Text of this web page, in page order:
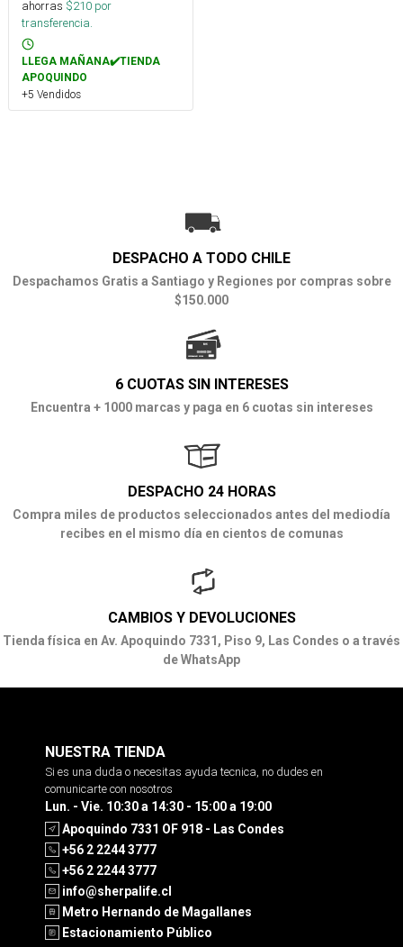
ahorras $210 por
transferencia.
LLEGA MAÑANA✔️TIENDA
APOQUINDO
+5 Vendidos
DESPACHO A TODO CHILE
Despachamos Gratis a Santiago y Regiones por compras sobre
$150.000
6 CUOTAS SIN INTERESES
Encuentra + 1000 marcas y paga en 6 cuotas sin intereses
DESPACHO 24 HORAS
Compra miles de productos seleccionados antes del mediodía
recibes en el mismo día en cientos de comunas
CAMBIOS Y DEVOLUCIONES
Tienda física en Av. Apoquindo 7331, Piso 9, Las Condes o a través
de WhatsApp
NUESTRA TIENDA
Si es una duda o necesitas ayuda tecnica, no dudes en
comunicarte con nosotros
Lun. - Vie. 10:30 a 14:30 - 15:00 a 19:00
Apoquindo 7331 OF 918 - Las Condes
+56 2 2244 3777
+56 2 2244 3777
info@sherpalife.cl
Metro Hernando de Magallanes
Estacionamiento Público